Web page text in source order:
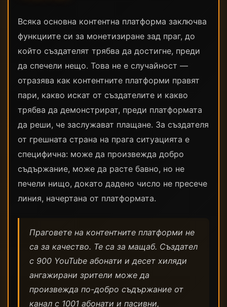
Всяка основна контентна платформа заключва
функциите си за монетизиране зад праг, до
който създателят трябва да достигне, преди
да спечели нещо. Това не е случайност —
отразява как контентните платформи правят
пари, какво искат от създателите и какво
трябва да демонстрират, преди платформата
да реши, че заслужават плащане. За създателя
от грешната страна на прага ситуацията е
специфична: може да произвежда добро
съдържание, може да расте бавно, но не
печели нищо, докато дадено число не пресече
линия, начертана от платформата.
Праговете на контентните платформи не
са за качество. Те са за мащаб. Създател
с 900 YouTube абонати и десет хиляди
ангажирани зрители може да
произвежда по-добро съдържание от
канал с 1001 абонати и пасивни,